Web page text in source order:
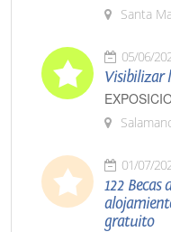
Santa
05/06/
Visibilizar
01/07/
122 Becas
gratuito